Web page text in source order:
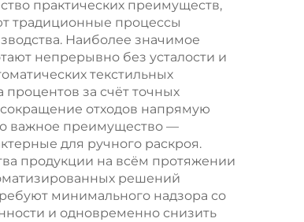
практических преимуществ,
традиционные процессы
Наиболее значимое
непрерывно без усталости и
текстильных
за счёт точных
отходов напрямую
важное преимущество —
для ручного раскроя.
продукции на всём протяжении
решений
минимального надзора со
и одновременно снизить